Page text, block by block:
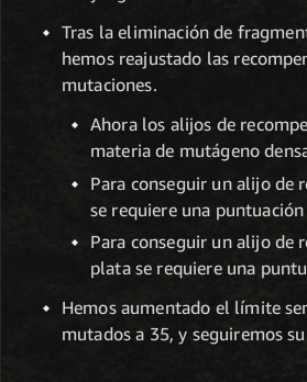
Tras la eliminación de
hemos reajustado las
mutaciones.
Ahora los alijos de
materia de mutágeno
Para conseguir un alijo de
se requiere una
Para conseguir un alijo de
plata se requiere una
Hemos aumentado el límite
mutados a 35, y seguiremos